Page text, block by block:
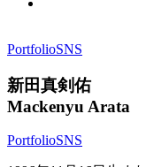
PortfolioSNS
新田真剣佑
Mackenyu Arata
PortfolioSNS